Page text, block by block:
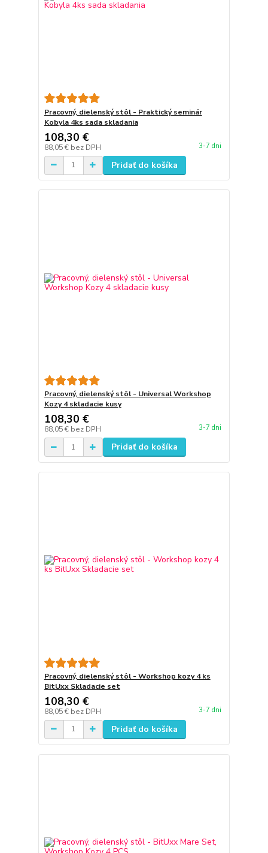
Pracovný, dielenský stôl - Praktický seminár
Kobyla 4ks sada skladania
108,30 €
88,05 € bez DPH 3-7 dni
Pridať do košíka
Pracovný, dielenský stôl - Universal Workshop
Kozy 4 skladacie kusy
108,30 €
88,05 € bez DPH 3-7 dni
Pridať do košíka
Pracovný, dielenský stôl - Workshop kozy 4 ks
BitUxx Skladacie set
108,30 €
88,05 € bez DPH 3-7 dni
Pridať do košíka